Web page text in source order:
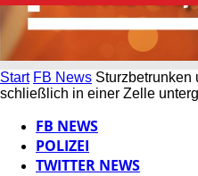
Start FB News Sturzbetrunken
schließlich in einer Zelle
FB NEWS
POLIZEI
TWITTER NEWS